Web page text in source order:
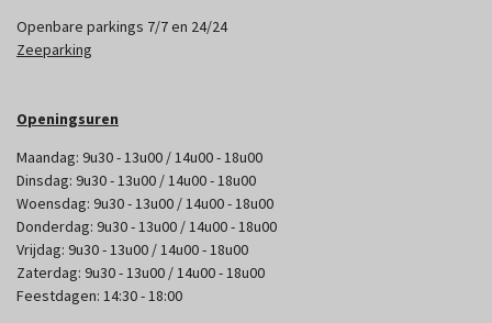
Openbare parkings 7/7 en 24/24
Zeeparking
Openingsuren
Maandag: 9u30 - 13u00 / 14u00 - 18u00
Dinsdag: 9u30 - 13u00 / 14u00 - 18u00
Woensdag: 9u30 - 13u00 / 14u00 - 18u00
Donderdag: 9u30 - 13u00 / 14u00 - 18u00
Vrijdag: 9u30 - 13u00 / 14u00 - 18u00
Zaterdag: 9u30 - 13u00 / 14u00 - 18u00
Feestdagen: 14:30 - 18:00